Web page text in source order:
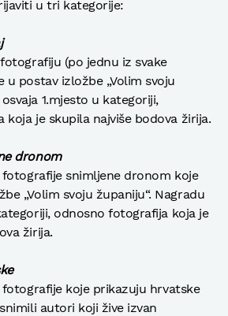
u tri kategorije:
(po jednu iz svake
u postav izložbe „Volim svoju
1.mjesto u kategoriji,
koja je skupila najviše bodova žirija.
dronom
snimljene dronom koje
„Volim svoju županiju“. Nagradu
odnosno fotografija koja je
žirija.
koje prikazuju hrvatske
autori koji žive izvan